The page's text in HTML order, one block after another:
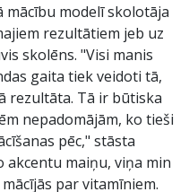
mācību modelī skolotāja
rezultātiem jeb uz
skolēns. "Visi manis
gaita tiek veidoti tā,
rezultāta. Tā ir būtiska
nepadomājām, ko tieši
pēc," stāsta
maiņu, viņa min
par vitamīniem.